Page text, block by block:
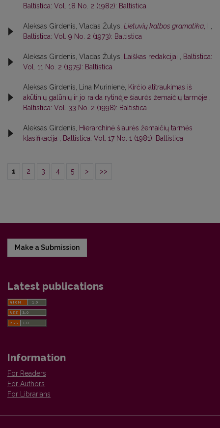
Baltistica: Vol. 18 No. 2 (1982): Baltistica
Aleksas Girdenis, Vladas Žulys, Lietuvių kalbos gramatika
Baltistica: Vol. 9 No. 2 (1973): Baltistica
Aleksas Girdenis, Vladas Žulys, Laiškas redakcijai
Baltistica:
Vol. 11 No. 2 (1975): Baltistica
Aleksas Girdenis, Lina Murinienė, Kirčio atitraukimas iš
akūtinių galūnių ir jo raida rytinėje šiaurės žemaičių tarmėje
Baltistica: Vol. 33 No. 2 (1998): Baltistica
Aleksas Girdenis,
Hierarchinė šiaurės žemaičių tarmės
klasifikacija
Baltistica: Vol. 17 No. 1 (1981): Baltistica
1 2 3 4 5 > >>
Make a Submission
Latest publications
Information
For Readers
For Authors
For Librarians